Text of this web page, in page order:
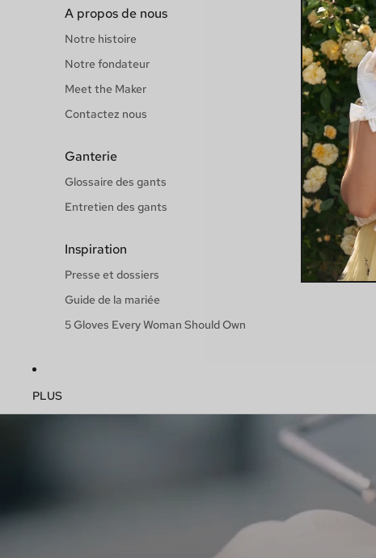
A propos de nous
Notre histoire
Notre fondateur
Meet the Maker
Contactez nous
Ganterie
Glossaire des gants
Entretien des gants
Inspiration
Presse et dossiers
Guide de la mariée
5 Gloves Every Woman Should Own
PLUS